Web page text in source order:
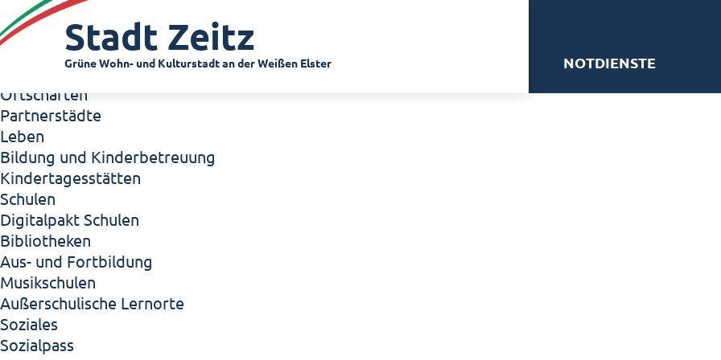
Zeitz - Die Kleinstadt
Willkommen in Zeitz!
Interview mit Oberbürgermeister Christian Thieme
Zeitz - Stadt der Zukunft
Ortschaften
Partnerstädte
Leben
Bildung und Kinderbetreuung
Kindertagesstätten
Schulen
Digitalpakt Schulen
Bibliotheken
Aus- und Fortbildung
Musikschulen
Außerschulische Lernorte
Soziales
Sozialpass
Stadt Zeitz
Grüne Wohn- und Kulturstadt an der Weißen Elster NOTDIENSTE